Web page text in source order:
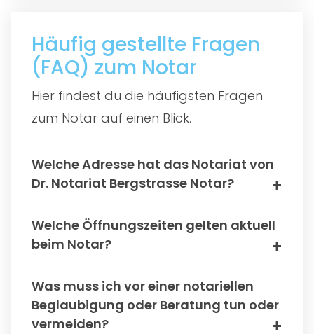
Häufig gestellte Fragen
(FAQ) zum Notar
Hier findest du die häufigsten Fragen
zum Notar auf einen Blick.
Welche Adresse hat das Notariat von
Dr. Notariat Bergstrasse Notar?
Welche Öffnungszeiten gelten aktuell
beim Notar?
Was muss ich vor einer notariellen
Beglaubigung oder Beratung tun oder
vermeiden?